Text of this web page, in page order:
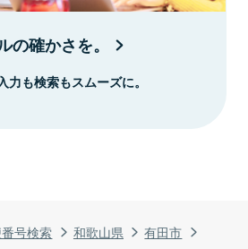
号検索 和歌山県
有田市
の確かさを。
も検索もスムーズに。